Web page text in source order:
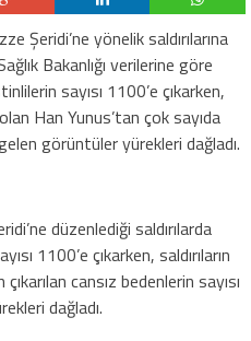
Şeridi’ne yönelik saldırılarına
Bakanlığı verilerine göre
sayısı 1100’e çıkarken,
Han Yunus’tan çok sayıda
görüntüler yürekleri dağladı.
düzenlediği saldırılarda
1100’e çıkarken, saldırıların
cansız bedenlerin sayısı
dağladı.